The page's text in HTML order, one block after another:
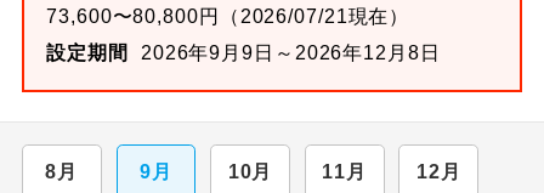
73,600〜80,800円（2026/07/21現在）
設定期間
2026年9月9日～2026年12月8日
8月 9月 10月 11月 12月